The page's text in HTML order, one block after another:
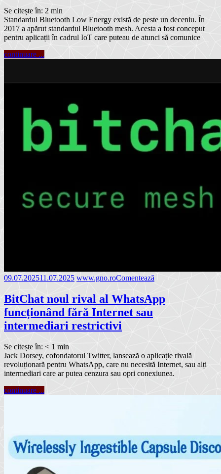
Se citește în: 2 min
Standardul Bluetooth Low Energy există de peste un deceniu. În
2017 a apărut standardul Bluetooth mesh. Acesta a fost conceput
pentru aplicații în cadrul IoT care puteau de atunci să comunice
continuare ...
09.07.202511.07.2025 www.gno.roComentează
BitChat noul rival al WhatsApp
funcționând fără Internet sau
intermediari restrictivi
Se citește în: < 1 min
Jack Dorsey, cofondatorul Twitter, lansează o aplicație rivală
revoluționară pentru WhatsApp, care nu necesită Internet, sau alți
intermediari care ar putea cenzura sau opri conexiunea.
continuare ...